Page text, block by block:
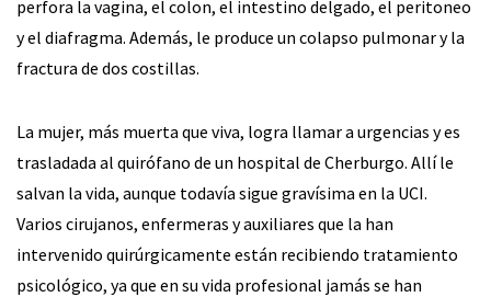
perfora la vagina, el colon, el intestino delgado, el peritoneo
y el diafragma. Además, le produce un colapso pulmonar y la
fractura de dos costillas.
La mujer, más muerta que viva, logra llamar a urgencias y es
trasladada al quirófano de un hospital de Cherburgo. Allí le
salvan la vida, aunque todavía sigue gravísima en la UCI.
Varios cirujanos, enfermeras y auxiliares que la han
intervenido quirúrgicamente están recibiendo tratamiento
psicológico, ya que en su vida profesional jamás se han